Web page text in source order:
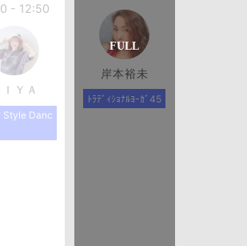
- 12:50
ＹＡ
Style Danc
岸本裕未
ﾄﾗﾃﾞｨｼｮﾅﾙﾖｰｶﾞ45